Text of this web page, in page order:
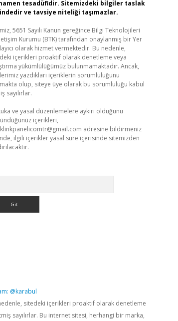
tesadüfidir. Sitemizdeki bilgiler taslak
ve tavsiye niteliği taşımazlar.
5651 Sayılı Kanun gereğince Bilgi Teknolojileri
Kurumu (BTK) tarafından onaylanmış bir Yer
olarak hizmet vermektedir. Bu nedenle,
içerikleri proaktif olarak denetleme veya
yükümlülüğümüz bulunmamaktadır. Ancak,
yazdıkları içeriklerin sorumluluğunu
olup, siteye üye olarak bu sorumluluğu kabul
sayılırlar.
ve yasal düzenlemelere aykırı olduğunu
içerikleri,
adresine bildirmeniz
ilgili içerikler yasal süre içerisinde sitemizden
@karabul
sitedeki içerikleri proaktif olarak denetleme
sayılırlar. Bu internet sitesi, herhangi bir marka,